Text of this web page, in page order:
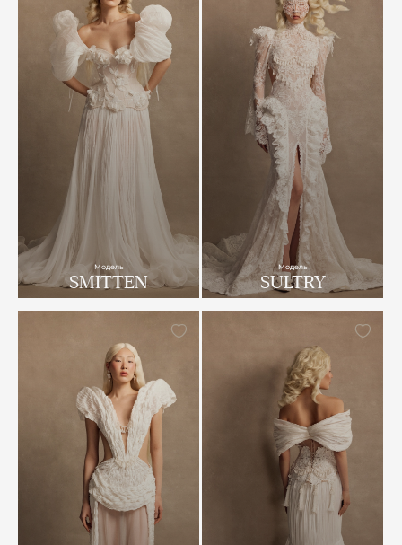
Модель
SMITTEN
Модель
SULTRY